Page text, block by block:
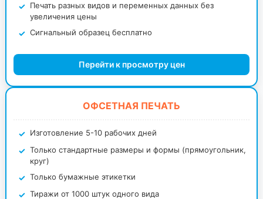
Печать разных видов и переменных данных без
увеличения цены
Сигнальный образец бесплатно
Перейти к просмотру цен
ОФСЕТНАЯ ПЕЧАТЬ
Изготовление 5-10 рабочих дней
Только стандартные размеры и формы (прямоугольник,
круг)
Только бумажные этикетки
Тиражи от 1000 штук одного вида